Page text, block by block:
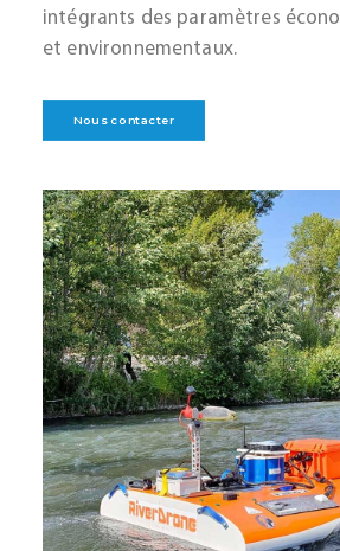
intégrants des paramètres
et environnementaux.
Nous contacter